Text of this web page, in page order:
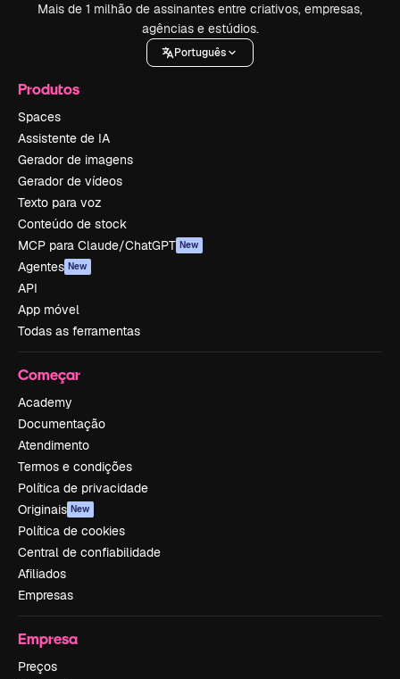
Mais de 1 milhão de assinantes entre criativos, empresas,
agências e estúdios.
Português
Produtos
Spaces
Assistente de IA
Gerador de imagens
Gerador de vídeos
Texto para voz
Conteúdo de stock
MCP para Claude/ChatGPT New
Agentes New
API
App móvel
Todas as ferramentas
Começar
Academy
Documentação
Atendimento
Termos e condições
Política de privacidade
Originais New
Política de cookies
Central de confiabilidade
Afiliados
Empresas
Empresa
Preços